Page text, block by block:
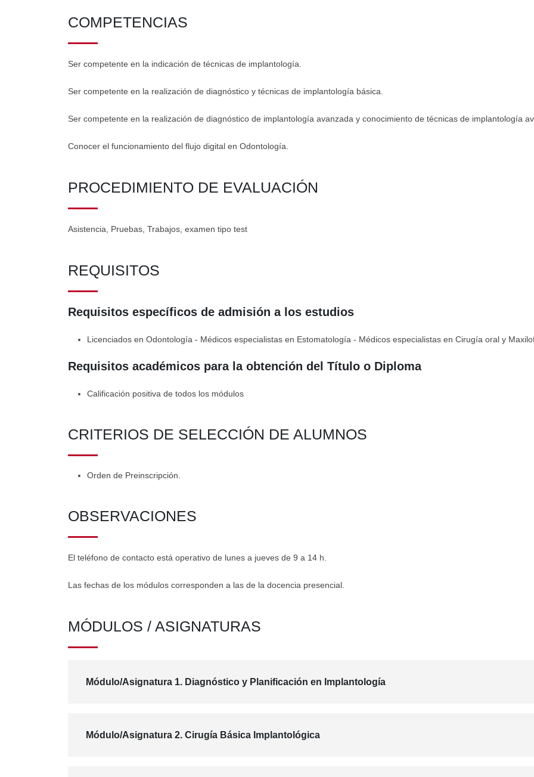
COMPETENCIAS
Ser competente en la indicación de técnicas de implantología.
Ser competente en la realización de diagnóstico y técnicas de implantología básica.
Ser competente en la realización de diagnóstico de implantología avanzada y conocimiento de técnicas de implantología
Conocer el funcionamiento del flujo digital en Odontología.
PROCEDIMIENTO DE EVALUACIÓN
Asistencia, Pruebas, Trabajos, examen tipo test
REQUISITOS
Requisitos específicos de admisión a los estudios
Licenciados en Odontología - Médicos especialistas en Estomatología - Médicos especialistas en Cirugía oral y
Requisitos académicos para la obtención del Título o Diploma
Calificación positiva de todos los módulos
CRITERIOS DE SELECCIÓN DE ALUMNOS
Orden de Preinscripción.
OBSERVACIONES
El teléfono de contacto está operativo de lunes a jueves de 9 a 14 h.
Las fechas de los módulos corresponden a las de la docencia presencial.
MÓDULOS / ASIGNATURAS
Módulo/Asignatura 1. Diagnóstico y Planificación en Implantología
Módulo/Asignatura 2. Cirugía Básica Implantológica